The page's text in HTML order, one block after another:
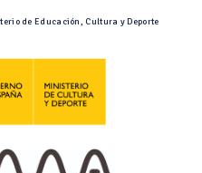
de Educación, Cultura y Deporte